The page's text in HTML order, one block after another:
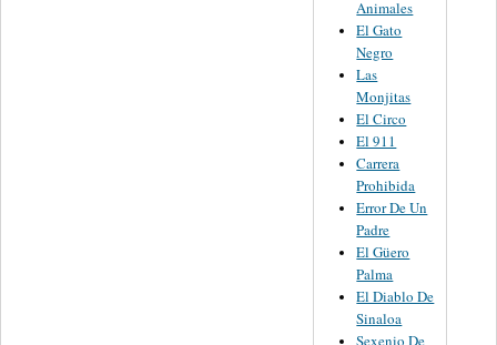
Animales
El Gato
Negro
Las
Monjitas
El Circo
El 911
Carrera
Prohibida
Error De Un
Padre
El Güero
Palma
El Diablo De
Sinaloa
Sexenio De